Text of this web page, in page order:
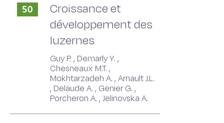
50
Croissance et
développement des
luzernes
Guy P. , Demarly Y. ,
Chesneaux M.T. ,
Mokhtarzadeh A. , Arnault J.L.
, Delaude A. , Genier G. ,
Porcheron A. , Jelinovska A.